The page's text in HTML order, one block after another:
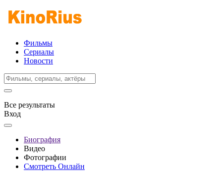
Фильмы
Сериалы
Новости
Все результаты
Вход
Биография
Видео
Фотографии
Смотреть Онлайн